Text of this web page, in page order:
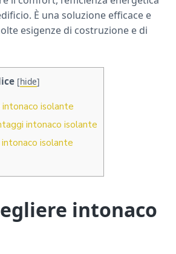
È una soluzione efficace e
esigenze di costruzione e di
[hide]
isolante
intonaco isolante
isolante
intonaco